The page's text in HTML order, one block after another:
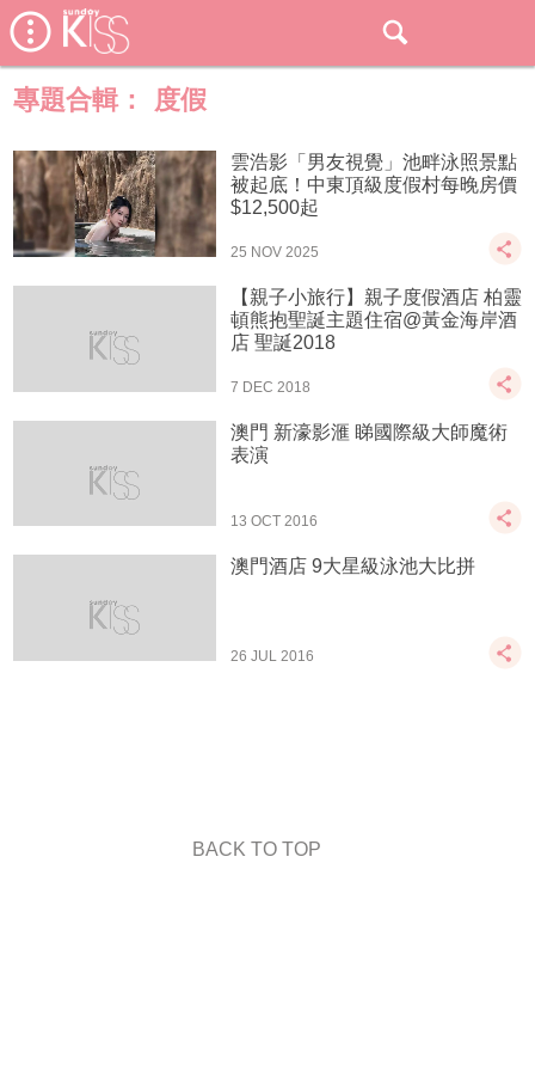
專題合輯： 度假
雲浩影「男友視覺」池畔泳照景點
被起底！中東頂級度假村每晚房價
$12,500起
25 NOV 2025
【親子小旅行】親子度假酒店 柏靈
頓熊抱聖誕主題住宿@黃金海岸酒
店 聖誕2018
7 DEC 2018
澳門 新濠影滙 睇國際級大師魔術
表演
13 OCT 2016
澳門酒店 9大星級泳池大比拼
26 JUL 2016
BACK TO TOP